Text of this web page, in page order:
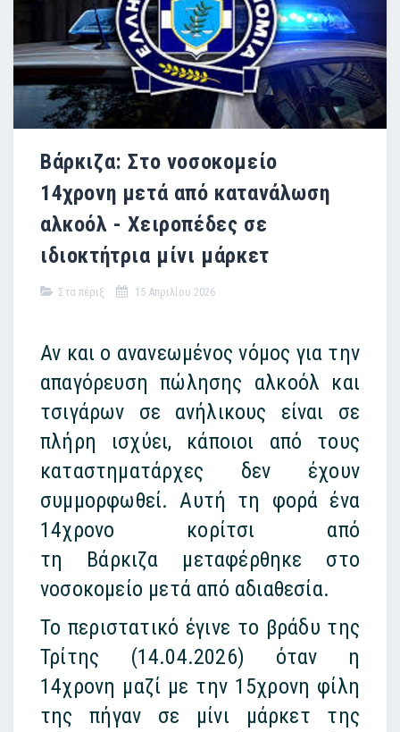
Βάρκιζα: Στο νοσοκομείο
14χρονη μετά από κατανάλωση
αλκοόλ - Χειροπέδες σε
ιδιοκτήτρια μίνι μάρκετ
Στα πέριξ 15 Απριλίου 2026
Αν και ο ανανεωμένος νόμος για την
απαγόρευση πώλησης αλκοόλ και
τσιγάρων σε ανήλικους είναι σε
πλήρη ισχύει, κάποιοι από τους
καταστηματάρχες δεν έχουν
συμμορφωθεί. Αυτή τη φορά ένα
14χρονο κορίτσι από
τη Βάρκιζα μεταφέρθηκε στο
νοσοκομείο μετά από αδιαθεσία.
Το περιστατικό έγινε το βράδυ της
Τρίτης (14.04.2026) όταν η
14χρονη μαζί με την 15χρονη φίλη
της πήγαν σε μίνι μάρκετ της